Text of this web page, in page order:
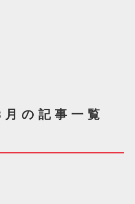
の記事一覧